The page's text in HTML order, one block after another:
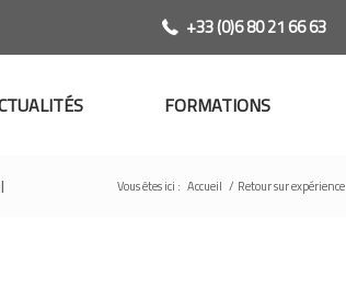
+33 (0)6 80 21 66 63
FORMATIONS
Vous êtes ici : Accueil / Retour sur expérience